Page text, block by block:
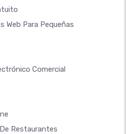
Web Para Pequeñas
Comercial
Restaurantes